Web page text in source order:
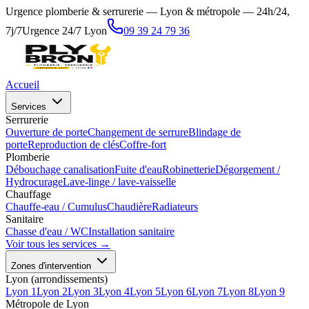
Urgence plomberie & serrurerie — Lyon & métropole — 24h/24,
7j/7Urgence 24/7 Lyon 09 39 24 79 36
Accueil
Services
Serrurerie
Ouverture de porteChangement de serrureBlindage de
porteReproduction de clésCoffre-fort
Plomberie
Débouchage canalisationFuite d'eauRobinetterieDégorgement /
HydrocurageLave-linge / lave-vaisselle
Chauffage
Chauffe-eau / CumulusChaudièreRadiateurs
Sanitaire
Chasse d'eau / WCInstallation sanitaire
Voir tous les services →
Zones d'intervention
Lyon (arrondissements)
Lyon 1Lyon 2Lyon 3Lyon 4Lyon 5Lyon 6Lyon 7Lyon 8Lyon 9
Métropole de Lyon